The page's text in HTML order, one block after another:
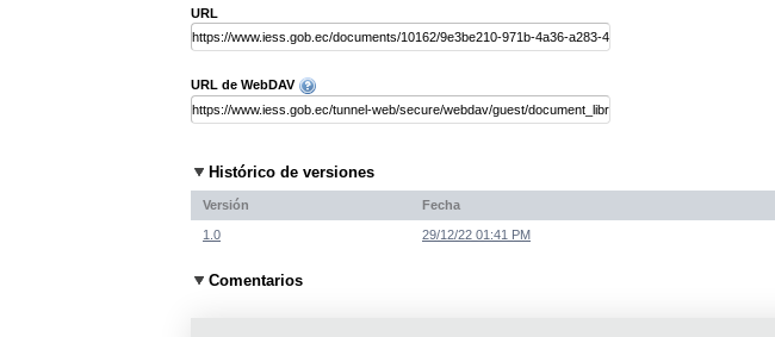
URL
URL de WebDAV
Histórico de versiones
Versión Fecha
1.0 29/12/22 01:41 PM
Comentarios